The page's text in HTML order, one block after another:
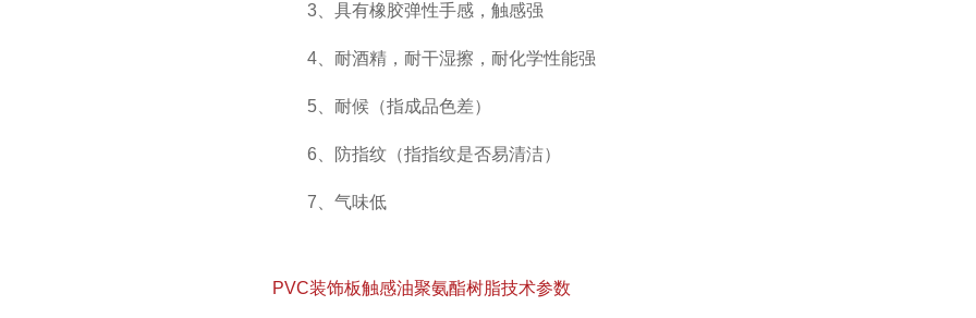
3、具有橡胶弹性手感，触感强
4、耐酒精，耐干湿擦，耐化学性能强
5、耐候（指成品色差）
6、防指纹（指指纹是否易清洁）
7、气味低
PVC装饰板触感油聚氨酯树脂技术参数